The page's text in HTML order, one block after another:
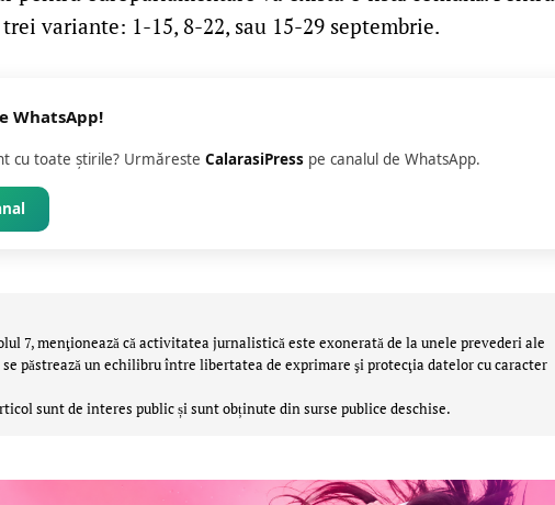
variante: 1-15, 8-22, sau 15-29 septembrie.
WhatsApp!
cu toate știrile? Urmăreste CalarasiPress pe canalul de WhatsApp.
7, menţionează că activitatea jurnalistică este exonerată de la unele prevederi ale
se păstrează un echilibru între libertatea de exprimare şi protecţia datelor cu caracter
sunt de interes public și sunt obținute din surse publice deschise.